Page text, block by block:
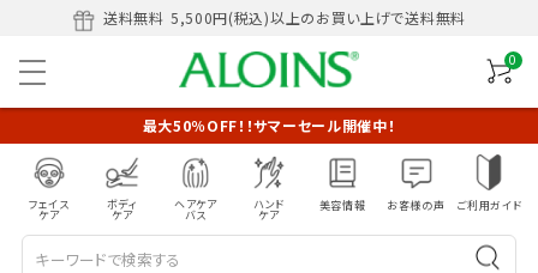
送料無料 5,500円(税込)以上のお買い上げで送料無料
0
最大50％OFF！！サマーセール開催中！
フェイス
ケア
ボディ
ケア
ヘアケア
バス
ハンド
ケア
美容情報 お客様の声 ご利用ガイド